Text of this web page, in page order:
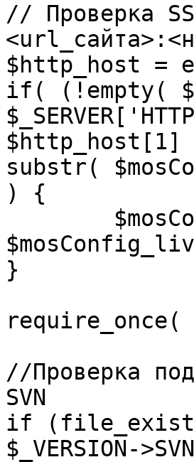
// Проверка
$http_host =
if( (!empty(
$http_host[1]
substr(
) {
}
//Проверка
SVN
if
$_VERSION-